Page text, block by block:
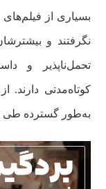
بسیاری از فیلم‌های
نگرفتند و
تحمل‌ناپذیر و
کوتاه‌مدتی دارند.
به‌طور گسترده طی